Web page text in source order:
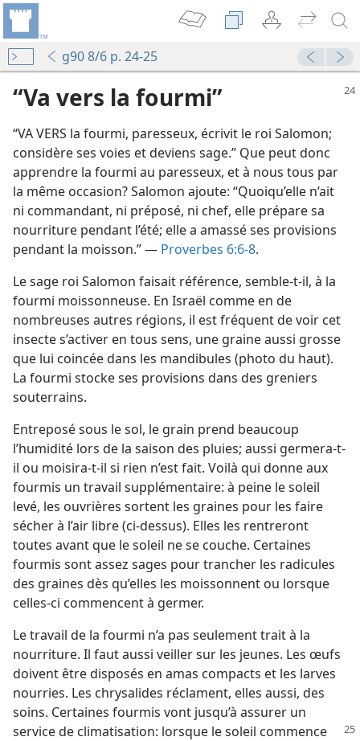
g90 8/6 p. 24-25
“Va vers la fourmi”
“VA VERS la fourmi, paresseux, écrivit le roi Salomon;
considère ses voies et deviens sage.” Que peut donc
apprendre la fourmi au paresseux, et à nous tous par
la même occasion? Salomon ajoute: “Quoiqu’elle n’ait
ni commandant, ni préposé, ni chef, elle prépare sa
nourriture pendant l’été; elle a amassé ses provisions
pendant la moisson.” — Proverbes 6:6-8.
Le sage roi Salomon faisait référence, semble-​t-​il, à la
fourmi moissonneuse. En Israël comme en de
nombreuses autres régions, il est fréquent de voir cet
insecte s’activer en tous sens, une graine aussi grosse
que lui coincée dans les mandibules (photo du haut).
La fourmi stocke ses provisions dans des greniers
souterrains.
Entreposé sous le sol, le grain prend beaucoup
l’humidité lors de la saison des pluies; aussi germera-​t-​
il ou moisira-​t-​il si rien n’est fait. Voilà qui donne aux
fourmis un travail supplémentaire: à peine le soleil
levé, les ouvrières sortent les graines pour les faire
sécher à l’air libre (ci-dessus). Elles les rentreront
toutes avant que le soleil ne se couche. Certaines
fourmis sont assez sages pour trancher les radicules
des graines dès qu’elles les moissonnent ou lorsque
celles-ci commencent à germer.
Le travail de la fourmi n’a pas seulement trait à la
nourriture. Il faut aussi veiller sur les jeunes. Les œufs
doivent être disposés en amas compacts et les larves
nourries. Les chrysalides réclament, elles aussi, des
soins. Certaines fourmis vont jusqu’à assurer un
service de climatisation: lorsque le soleil commence